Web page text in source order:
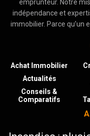
emprunteur. Notre
indépendance et
immobilier. Parce qu’un
Achat Immobilier
Actualités
Conseils &
Comparatifs